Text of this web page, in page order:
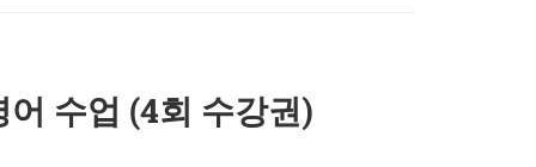
어 수업 (4회 수강권)